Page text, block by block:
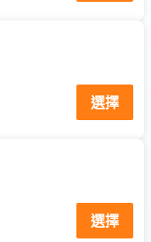
選擇
選擇